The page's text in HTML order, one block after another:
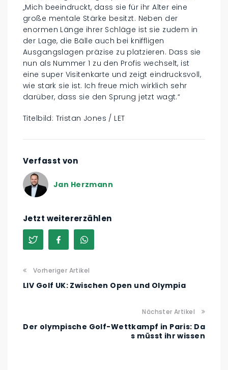
„Mich beeindruckt, dass sie für ihr Alter eine
große mentale Stärke besitzt. Neben der
enormen Länge ihrer Schläge ist sie zudem in
der Lage, die Bälle auch bei kniffligen
Ausgangslagen präzise zu platzieren. Dass sie
nun als Nummer 1 zu den Profis wechselt, ist
eine super Visitenkarte und zeigt eindrucksvoll,
wie stark sie ist. Ich freue mich wirklich sehr
darüber, dass sie den Sprung jetzt wagt.“
Titelbild: Tristan Jones / LET
Verfasst von
Jan Herzmann
Jetzt weitererzählen
Vorheriger Artikel
LIV Golf UK: Zwischen Open und Olympia
Nächster Artikel
Der olympische Golf-Wettkampf in Paris: Da
s müsst ihr wissen